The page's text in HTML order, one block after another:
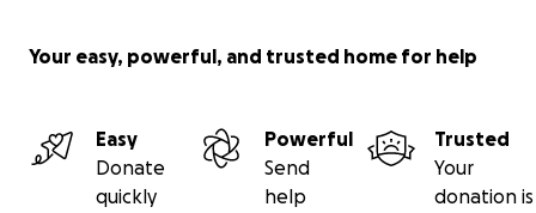
Your easy, powerful, and trusted home for help
Easy
Donate
quickly
Powerful
Send
help
Trusted
Your
donation is